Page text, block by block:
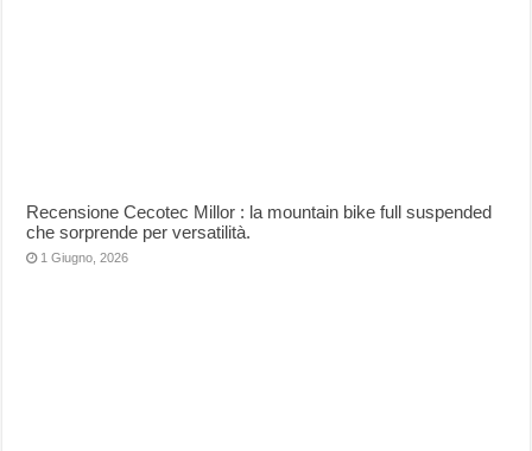
Recensione Cecotec Millor : la mountain bike full suspended
che sorprende per versatilità.
1 Giugno, 2026